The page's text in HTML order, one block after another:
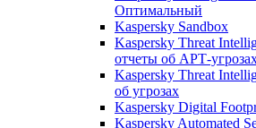
Оптимальный
Kaspersky Sandbox
Kaspersky Threat
отчеты об АРТ-
Kaspersky Threat
об угрозах
Kaspersky Digital
Kaspersky Automated